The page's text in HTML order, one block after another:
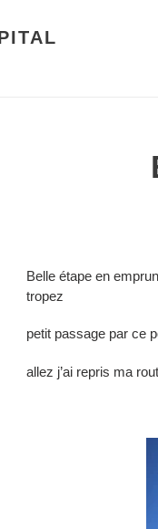
Belle étape en
tropez
petit passage par ce
allez j’ai repris ma